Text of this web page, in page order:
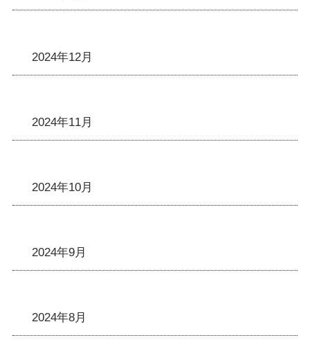
2024年12月
2024年11月
2024年10月
2024年9月
2024年8月